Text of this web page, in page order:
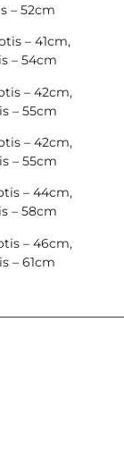
– 52cm
– 41cm,
– 54cm
– 42cm,
– 55cm
– 42cm,
– 55cm
– 44cm,
– 58cm
– 46cm,
– 61cm